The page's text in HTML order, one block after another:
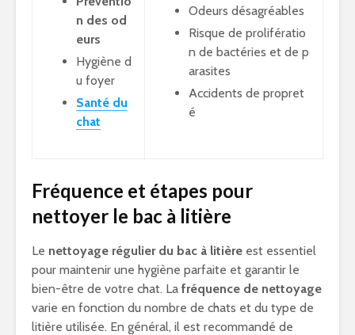
n des od
eurs
Hygiène d
u foyer
Santé du
chat
Odeurs désagréables
Risque de prolifératio
n de bactéries et de p
arasites
Accidents de propret
é
Fréquence et étapes pour
nettoyer le bac à litière
Le nettoyage régulier du bac à litière est essentiel
pour maintenir une hygiène parfaite et garantir le
bien-être de votre chat. La fréquence de nettoyage
varie en fonction du nombre de chats et du type de
litière utilisée. En général, il est recommandé de